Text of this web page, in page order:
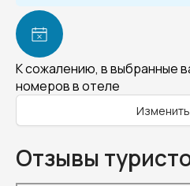
К сожалению, в выбранные
номеров в отеле
Отзывы